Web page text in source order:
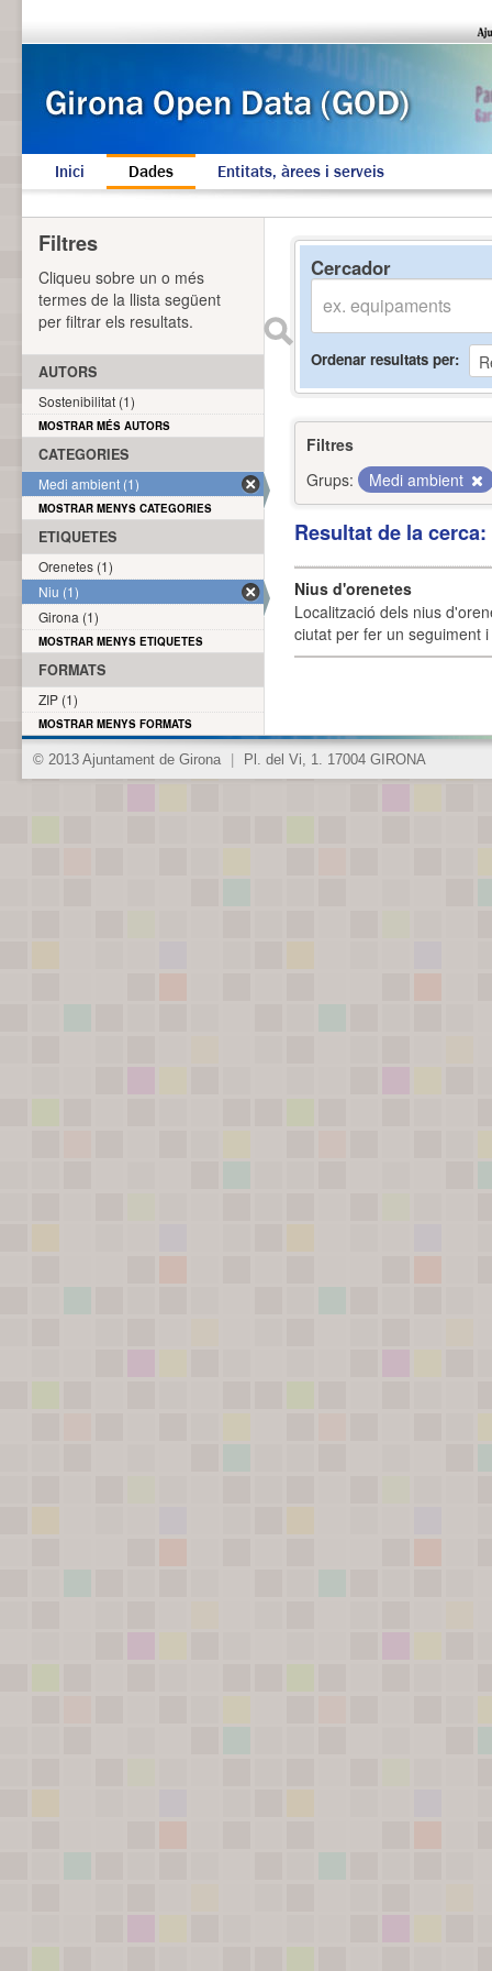
Inici Dades Entitats, àrees i serveis
Cercador
Ordenar resultats per
Filtres
Grups:
Medi ambient
Resultat de la
Nius d'orenetes
Localització dels nius
ciutat per fer un seguiment
Filtres
Cliqueu sobre un o més
termes de la llista següent
per filtrar els resultats.
AUTORS
Sostenibilitat (1)
MOSTRAR MÉS AUTORS
CATEGORIES
Medi ambient (1)
MOSTRAR MENYS CATEGORIES
ETIQUETES
Orenetes (1)
Niu (1)
Girona (1)
MOSTRAR MENYS ETIQUETES
FORMATS
ZIP (1)
MOSTRAR MENYS FORMATS
© 2013 Ajuntament de Girona Pl. del Vi, 1. 17004 GIRONA